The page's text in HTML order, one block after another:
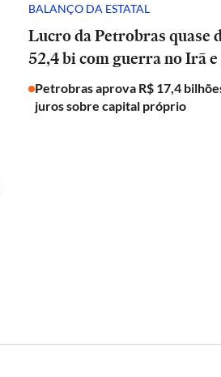
BALANÇO DA ESTATAL
Lucro da Petrobras quase
52,4 bi com guerra no Irã
Petrobras aprova R$ 17,4
juros sobre capital próprio